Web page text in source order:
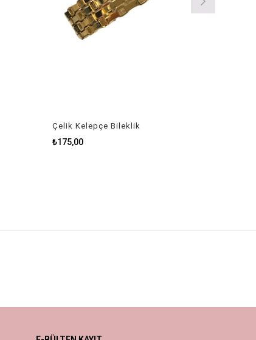
Çelik Kelepçe Bileklik
₺175,00